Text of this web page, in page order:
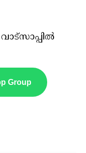
Group